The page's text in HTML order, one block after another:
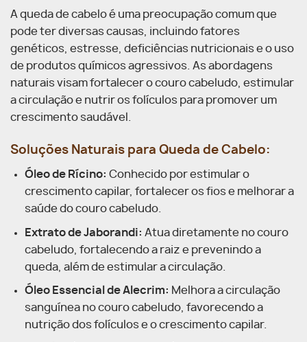
A queda de cabelo é uma preocupação comum que
pode ter diversas causas, incluindo fatores
genéticos, estresse, deficiências nutricionais e o uso
de produtos químicos agressivos. As abordagens
naturais visam fortalecer o couro cabeludo, estimular
a circulação e nutrir os folículos para promover um
crescimento saudável.
Soluções Naturais para Queda de Cabelo:
Óleo de Rícino: Conhecido por estimular o
crescimento capilar, fortalecer os fios e melhorar a
saúde do couro cabeludo.
Extrato de Jaborandi: Atua diretamente no couro
cabeludo, fortalecendo a raiz e prevenindo a
queda, além de estimular a circulação.
Óleo Essencial de Alecrim: Melhora a circulação
sanguínea no couro cabeludo, favorecendo a
nutrição dos folículos e o crescimento capilar.